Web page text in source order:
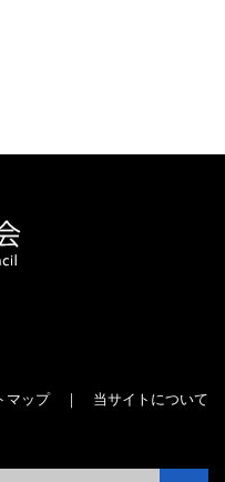
マップ 当サイトについて